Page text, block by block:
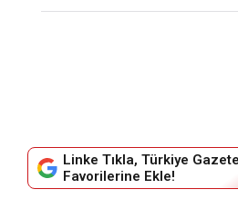
Linke Tıkla, Türkiye
Favorilerine Ekle!